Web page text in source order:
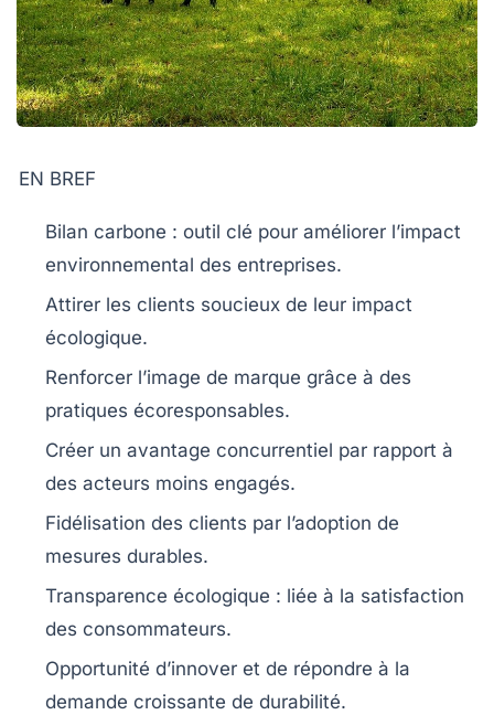
EN BREF
Bilan carbone : outil clé pour améliorer l’impact
environnemental des entreprises.
Attirer les clients soucieux de leur impact
écologique.
Renforcer l’image de marque grâce à des
pratiques écoresponsables.
Créer un avantage concurrentiel par rapport à
des acteurs moins engagés.
Fidélisation des clients par l’adoption de
mesures durables.
Transparence écologique : liée à la satisfaction
des consommateurs.
Opportunité d’innover et de répondre à la
demande croissante de durabilité.